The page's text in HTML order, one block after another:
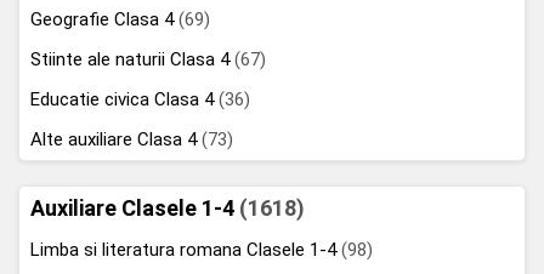
Geografie Clasa 4(69)
Stiinte ale naturii Clasa 4(67)
Educatie civica Clasa 4(36)
Alte auxiliare Clasa 4(73)
Auxiliare Clasele 1-4 (1618)
Limba si literatura romana Clasele 1-4(98)